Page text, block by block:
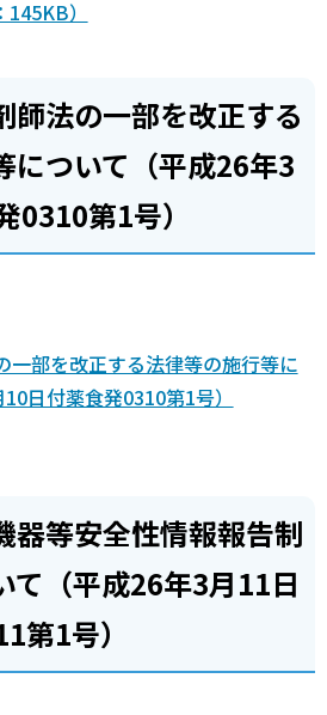
）
師法の一部を改正する
について（平成26年3
0310第1号）
一部を改正する法律等の施行等に
日付薬食発0310第1号）
器等安全性情報報告制
て（平成26年3月11日
第1号）